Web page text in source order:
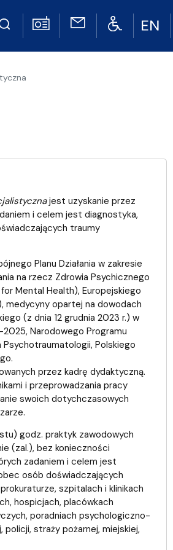
jest uzyskanie przez
i celem jest diagnostyka,
traumy
Planu Działania w zakresie
na rzecz Zdrowia Psychicznego
Mental Health), Europejskiego
medycyny opartej na dowodach
(z dnia 12 grudnia 2023 r.) w
Narodowego Programu
Polskiego
przez kadrę dydaktyczną.
i przeprowadzania pracy
swoich dotychczasowych
godz. praktyk zawodowych
(zal.), bez konieczności
zadaniem i celem jest
osób doświadczających
szpitalach i klinikach
hospicjach, placówkach
poradniach psychologiczno-
straży pożarnej, miejskiej,